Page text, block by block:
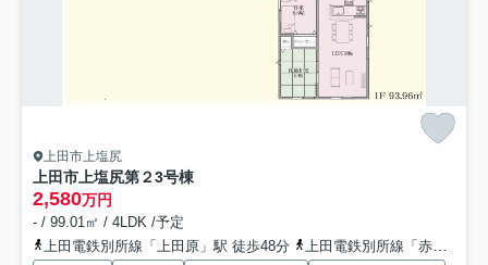
上田市上塩尻
上田市上塩尻第２3号棟
2,580万円
- / 99.01㎡ / 4LDK /予定
上田電鉄別所線「上田原」駅 徒歩48分
上田電鉄別所線「赤坂上」駅 徒歩48分